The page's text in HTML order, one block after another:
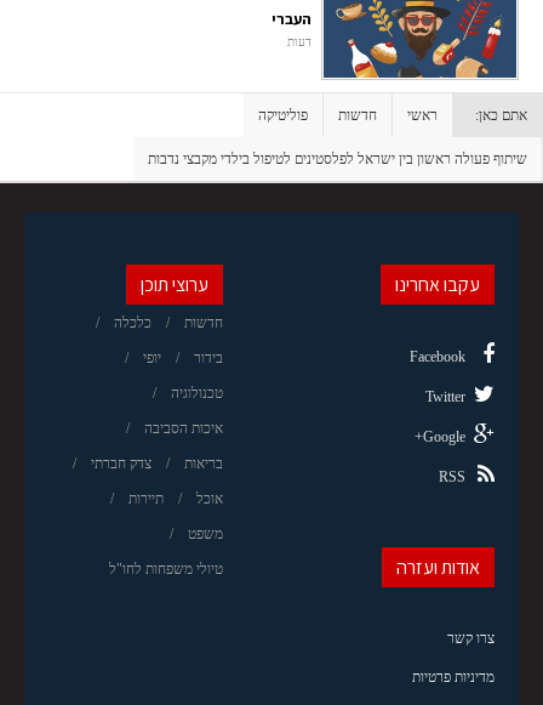
העברי
דעות
אתם כאן: ראשי חדשות פוליטיקה
שיתוף פעולה ראשון בין ישראל לפלסטינים לטיפול בילדי מקבצי נדבות
ערוצי תוכן
חדשות כלכלה
בידור יופי
טכנולוגיה
איכות הסביבה
בריאות צדק חברתי
אוכל תיירות
משפט
טיולי משפחות לחו"ל
עקבו אחרינו
Facebook
Twitter
Google+
RSS
אודות ועזרה
צרו קשר
מדיניות פרטיות